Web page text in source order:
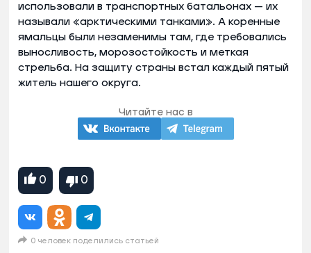
использовали в транспортных батальонах — их
называли «арктическими танками». А коренные
ямальцы были незаменимы там, где требовались
выносливость, морозостойкость и меткая
стрельба. На защиту страны встал каждый пятый
житель нашего округа.
Читайте нас в
0 0
0 человек поделились статьей